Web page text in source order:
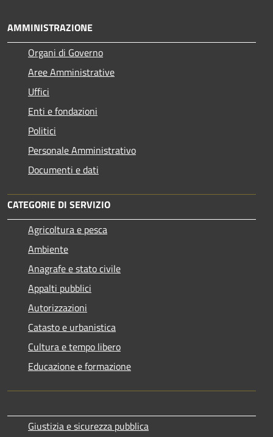
AMMINISTRAZIONE
Organi di Governo
Aree Amministrative
Uffici
Enti e fondazioni
Politici
Personale Amministrativo
Documenti e dati
CATEGORIE DI SERVIZIO
Agricoltura e pesca
Ambiente
Anagrafe e stato civile
Appalti pubblici
Autorizzazioni
Catasto e urbanistica
Cultura e tempo libero
Educazione e formazione
Giustizia e sicurezza pubblica